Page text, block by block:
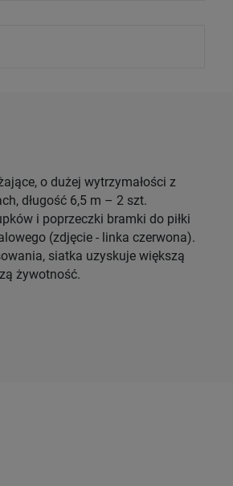
o dużej wytrzymałości z
długość 6,5 m – 2 szt.
i poprzeczki bramki do piłki
(zdjęcie - linka czerwona).
siatka uzyskuje większą
żywotność.